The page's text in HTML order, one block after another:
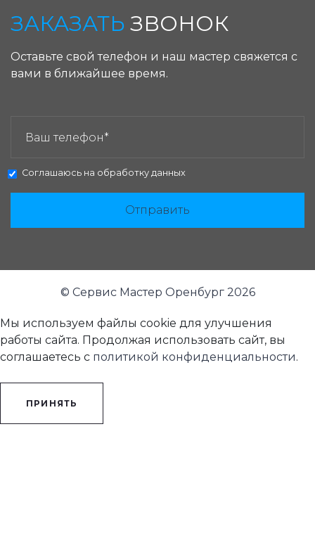
ЗАКАЗАТЬ ЗВОНОК
Оставьте свой телефон и наш мастер свяжется с
вами в ближайшее время.
Соглашаюсь на обработку данных
Отправить
© Сервис Мастер Оренбург 2026
Мы используем файлы cookie для улучшения
работы сайта. Продолжая использовать сайт, вы
соглашаетесь с политикой конфиденциальности.
ПРИНЯТЬ